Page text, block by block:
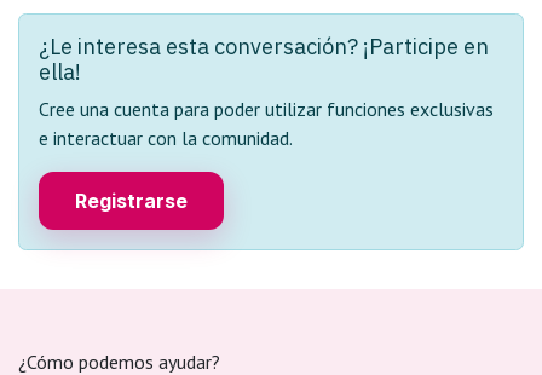
¿Le interesa esta conversación? ¡Participe en
ella!
Cree una cuenta para poder utilizar funciones exclusivas
e interactuar con la comunidad.
Registrarse
¿Cómo podemos ayudar?